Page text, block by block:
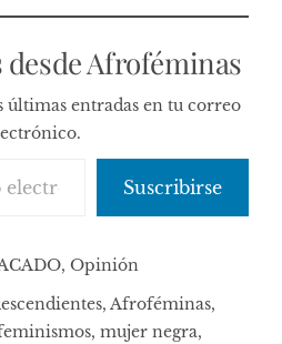
Afroféminas
últimas entradas en tu correo
Suscribirse
, Opinión
, Afroféminas,
, mujer negra,